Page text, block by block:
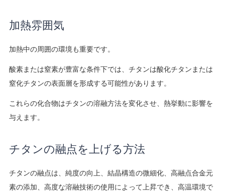
加熱雰囲気
加熱中の周囲の環境も重要です。
酸素または窒素が豊富な条件下では、チタンは酸化チタンまたは
窒化チタンの表面層を形成する可能性があります。
これらの化合物はチタンの溶融方法を変化させ、熱挙動に影響を
与えます。
チタンの融点を上げる方法
チタンの融点は、純度の向上、結晶構造の微細化、高融点合金元
素の添加、高度な溶融技術の使用によって上昇でき、高温環境で